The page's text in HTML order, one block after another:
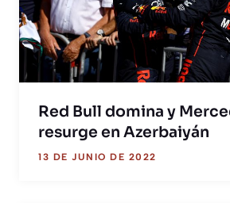
Red Bull domina y
resurge en Azerbaiyán
13 DE JUNIO DE 2022